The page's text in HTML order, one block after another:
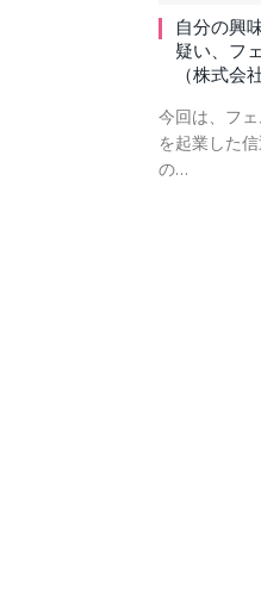
自分の興
疑い、フ
（株式会
今回は、フ
を起業した
の…